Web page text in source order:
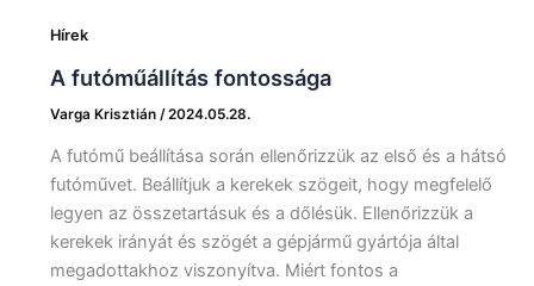
Hírek
A futóműállítás fontossága
Varga Krisztián /2024.05.28.
A futómű beállítása során ellenőrizzük az első és a hátsó
futóművet. Beállítjuk a kerekek szögeit, hogy megfelelő
legyen az összetartásuk és a dőlésük. Ellenőrizzük a
kerekek irányát és szögét a gépjármű gyártója által
megadottakhoz viszonyítva. Miért fontos a